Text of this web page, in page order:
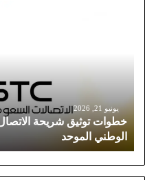
و
ش
ر
يونيو 21, 2026
الوطني الموحد